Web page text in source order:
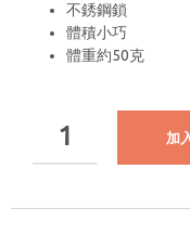
不銹鋼鎖
體積小巧
體重約50克
加